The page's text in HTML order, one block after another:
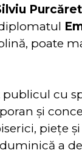
poate
cu
și
piețe
a